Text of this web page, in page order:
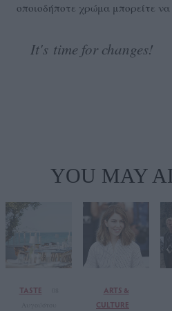
οποιοδήποτε χρώμα μπορείτε
It's time for changes!
YOU MAY
TASTE
ARTS &
CULTURE